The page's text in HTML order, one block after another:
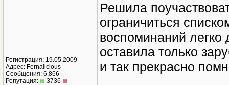
Регистрация: 19.05.2009
Адрес: Fernalicious
Сообщения: 6,866
Репутация:
3736
Решила
ограничиться
воспоминаний
оставила только
и так прекрасно